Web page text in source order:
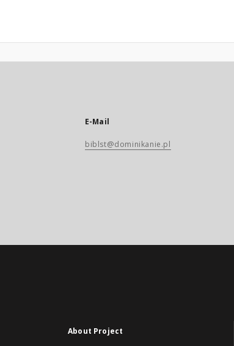
E-Mail
biblst@dominikanie.pl
About Project